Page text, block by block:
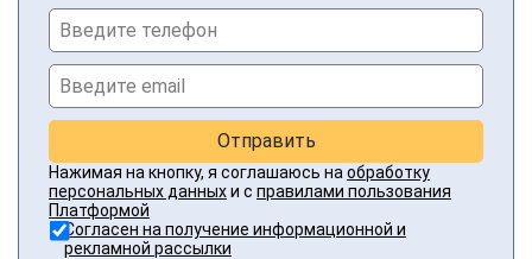
Отправить
Нажимая на кнопку, я соглашаюсь на обработку
персональных данныхи с правилами пользования
Платформой
Согласен на получение информационной и
рекламной рассылки